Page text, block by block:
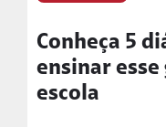
Conheça 5
ensinar
escola